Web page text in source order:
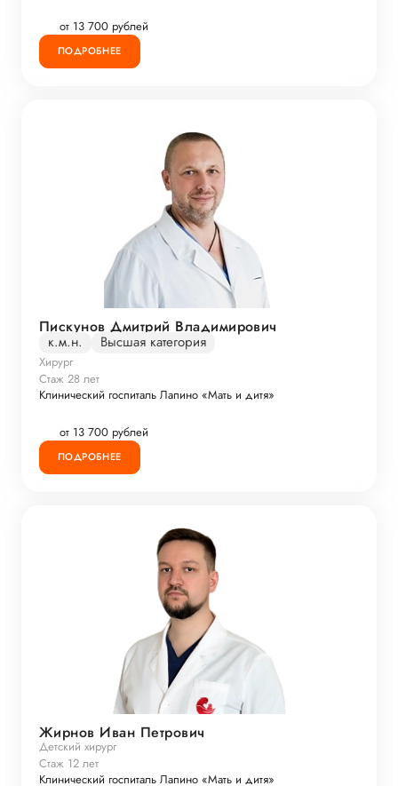
от 13 700 рублей
ПОДРОБНЕЕ
Пискунов Дмитрий Владимирович
к.м.н. Высшая категория
Хирург
Стаж 28 лет
Клинический госпиталь Лапино «Мать и дитя»
от 13 700 рублей
ПОДРОБНЕЕ
Жирнов Иван Петрович
Детский хирург
Стаж 12 лет
Клинический госпиталь Лапино «Мать и дитя»